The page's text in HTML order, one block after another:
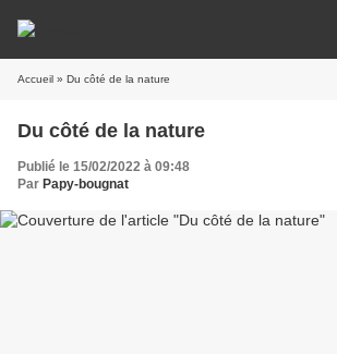
Accueil » Du côté de la nature
Du côté de la nature
Publié le 15/02/2022 à 09:48
Par Papy-bougnat